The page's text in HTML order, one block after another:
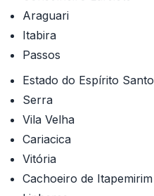
Araguari
Itabira
Passos
Estado do Espírito Santo
Serra
Vila Velha
Cariacica
Vitória
Cachoeiro de Itapemirim